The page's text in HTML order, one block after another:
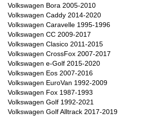
Volkswagen Bora 2005-2010
Volkswagen Caddy 2014-2020
Volkswagen Caravelle 1995-1996
Volkswagen CC 2009-2017
Volkswagen Clasico 2011-2015
Volkswagen CrossFox 2007-2017
Volkswagen e-Golf 2015-2020
Volkswagen Eos 2007-2016
Volkswagen EuroVan 1992-2009
Volkswagen Fox 1987-1993
Volkswagen Golf 1992-2021
Volkswagen Golf Alltrack 2017-2019